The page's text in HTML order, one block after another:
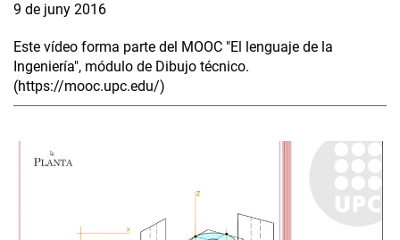
9 de juny 2016
Este vídeo forma parte del MOOC "El lenguaje de la
Ingeniería", módulo de Dibujo técnico.
(https://mooc.upc.edu/)